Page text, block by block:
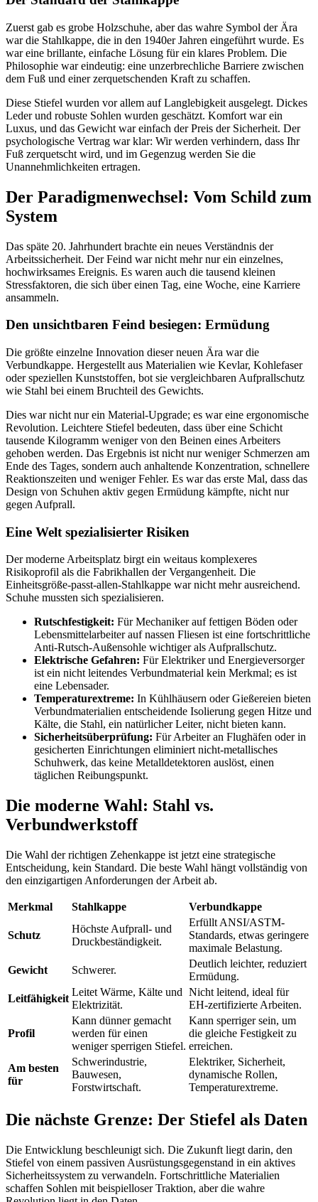
Zuerst gab es grobe Holzschuhe, aber das wahre Symbol der Ära
war die Stahlkappe, die in den 1940er Jahren eingeführt wurde. Es
war eine brillante, einfache Lösung für ein klares Problem. Die
Philosophie war eindeutig: eine unzerbrechliche Barriere zwischen
dem Fuß und einer zerquetschenden Kraft zu schaffen.
Diese Stiefel wurden vor allem auf Langlebigkeit ausgelegt. Dickes
Leder und robuste Sohlen wurden geschätzt. Komfort war ein
Luxus, und das Gewicht war einfach der Preis der Sicherheit. Der
psychologische Vertrag war klar: Wir werden verhindern, dass Ihr
Fuß zerquetscht wird, und im Gegenzug werden Sie die
Unannehmlichkeiten ertragen.
Der Paradigmenwechsel: Vom Schild zum
System
Das späte 20. Jahrhundert brachte ein neues Verständnis der
Arbeitssicherheit. Der Feind war nicht mehr nur ein einzelnes,
hochwirksames Ereignis. Es waren auch die tausend kleinen
Stressfaktoren, die sich über einen Tag, eine Woche, eine Karriere
ansammeln.
Den unsichtbaren Feind besiegen: Ermüdung
Die größte einzelne Innovation dieser neuen Ära war die
Verbundkappe. Hergestellt aus Materialien wie Kevlar, Kohlefaser
oder speziellen Kunststoffen, bot sie vergleichbaren Aufprallschutz
wie Stahl bei einem Bruchteil des Gewichts.
Dies war nicht nur ein Material-Upgrade; es war eine ergonomische
Revolution. Leichtere Stiefel bedeuten, dass über eine Schicht
tausende Kilogramm weniger von den Beinen eines Arbeiters
gehoben werden. Das Ergebnis ist nicht nur weniger Schmerzen am
Ende des Tages, sondern auch anhaltende Konzentration, schnellere
Reaktionszeiten und weniger Fehler. Es war das erste Mal, dass das
Design von Schuhen aktiv gegen Ermüdung kämpfte, nicht nur
gegen Aufprall.
Eine Welt spezialisierter Risiken
Der moderne Arbeitsplatz birgt ein weitaus komplexeres
Risikoprofil als die Fabrikhallen der Vergangenheit. Die
Einheitsgröße-passt-allen-Stahlkappe war nicht mehr ausreichend.
Schuhe mussten sich spezialisieren.
Rutschfestigkeit: Für Mechaniker auf fettigen Böden oder
Lebensmittelarbeiter auf nassen Fliesen ist eine fortschrittliche
Anti-Rutsch-Außensohle wichtiger als Aufprallschutz.
Elektrische Gefahren: Für Elektriker und Energieversorger
ist ein nicht leitendes Verbundmaterial kein Merkmal; es ist
eine Lebensader.
Temperaturextreme: In Kühlhäusern oder Gießereien bieten
Verbundmaterialien entscheidende Isolierung gegen Hitze und
Kälte, die Stahl, ein natürlicher Leiter, nicht bieten kann.
Sicherheitsüberprüfung: Für Arbeiter an Flughäfen oder in
gesicherten Einrichtungen eliminiert nicht-metallisches
Schuhwerk, das keine Metalldetektoren auslöst, einen
täglichen Reibungspunkt.
Die moderne Wahl: Stahl vs.
Verbundwerkstoff
Die Wahl der richtigen Zehenkappe ist jetzt eine strategische
Entscheidung, kein Standard. Die beste Wahl hängt vollständig von
den einzigartigen Anforderungen der Arbeit ab.
Merkmal Stahlkappe Verbundkappe
Schutz
Höchste Aufprall- und
Druckbeständigkeit.
Erfüllt ANSI/ASTM-
Standards, etwas geringere
maximale Belastung.
Gewicht
Schwerer.
Deutlich leichter, reduziert
Ermüdung.
Leitfähigkeit
Leitet Wärme, Kälte und
Elektrizität.
Nicht leitend, ideal für
EH-zertifizierte Arbeiten.
Profil
Kann dünner gemacht
werden für einen
weniger sperrigen Stiefel.
Kann sperriger sein, um
die gleiche Festigkeit zu
erreichen.
Am besten
für
Schwerindustrie,
Bauwesen,
Forstwirtschaft.
Elektriker, Sicherheit,
dynamische Rollen,
Temperaturextreme.
Die nächste Grenze: Der Stiefel als Daten
Die Entwicklung beschleunigt sich. Die Zukunft liegt darin, den
Stiefel von einem passiven Ausrüstungsgegenstand in ein aktives
Sicherheitssystem zu verwandeln. Fortschrittliche Materialien
schaffen Sohlen mit beispielloser Traktion, aber die wahre